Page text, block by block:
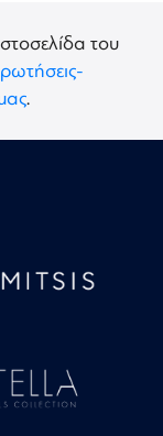
του
.